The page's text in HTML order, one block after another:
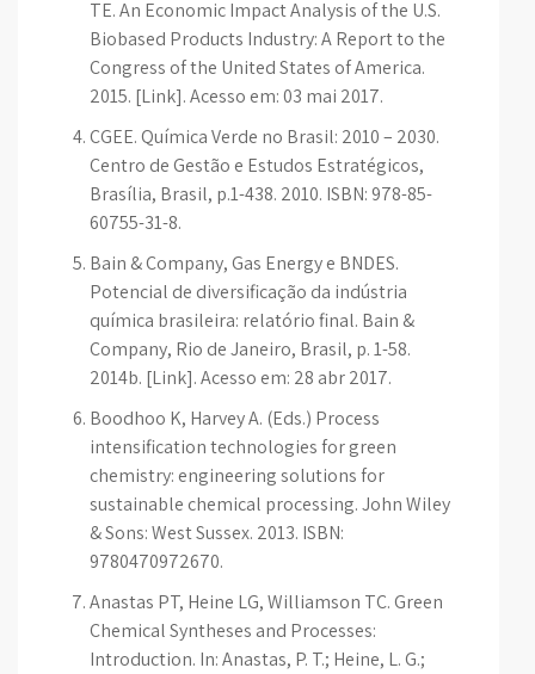
TE. An Economic Impact Analysis of the U.S.
Biobased Products Industry: A Report to the
Congress of the United States of America.
2015. [Link]. Acesso em: 03 mai 2017.
CGEE. Química Verde no Brasil: 2010 – 2030.
Centro de Gestão e Estudos Estratégicos,
Brasília, Brasil, p.1-438. 2010. ISBN: 978-85-
60755-31-8.
Bain & Company, Gas Energy e BNDES.
Potencial de diversificação da indústria
química brasileira: relatório final. Bain &
Company, Rio de Janeiro, Brasil, p. 1-58.
2014b. [Link]. Acesso em: 28 abr 2017.
Boodhoo K, Harvey A. (Eds.) Process
intensification technologies for green
chemistry: engineering solutions for
sustainable chemical processing. John Wiley
& Sons: West Sussex. 2013. ISBN:
9780470972670.
Anastas PT, Heine LG, Williamson TC. Green
Chemical Syntheses and Processes:
Introduction. In: Anastas, P. T.; Heine, L. G.;